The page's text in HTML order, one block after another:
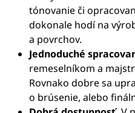
tónovanie či
dokonale hodí na
a povrchov.
Jednoduché
remeselníkom a
Rovnako dobre sa
o brúsenie, alebo